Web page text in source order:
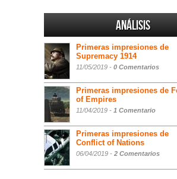
Análisis
Primeras impresiones de
Supremacy 1914
11/05/2019 - 0 Comentarios
Primeras impresiones de
of Empires
11/04/2019 - 1 Comentario
Primeras impresiones de
Conflict of Nations
06/04/2019 - 2 Comentarios